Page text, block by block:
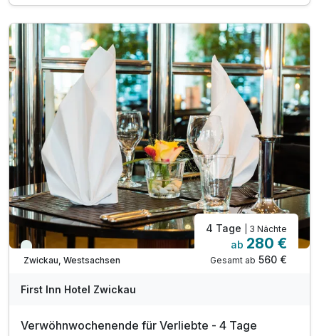
inkl. Rad und Wanderkarte
inkl. Infomappe mit Sehenswürdigkeiten der Region
inkl. Nutzung von Sauna und Mini-Gym
inkl. WLan zur Planung der nächsten Tour
Viele Termine frei
Zwickau, Westsachsen
4 Tage | 3 Nächte
ab 280 €
Gesamt ab 560 €
First Inn Hotel Zwickau
Verwöhnwochenende für Verliebte - 4 Tage